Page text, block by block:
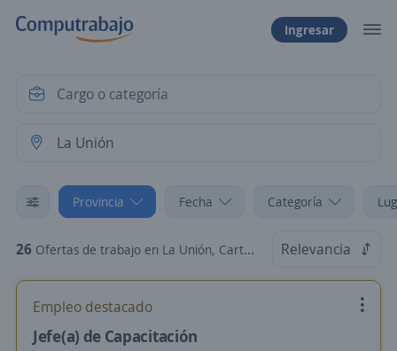
Ingresar
Provincia Fecha Categoría
26 Ofertas de trabajo en La Unión, Cartago Relevancia
Empleo destacado
Jefe(a) de Capacitación